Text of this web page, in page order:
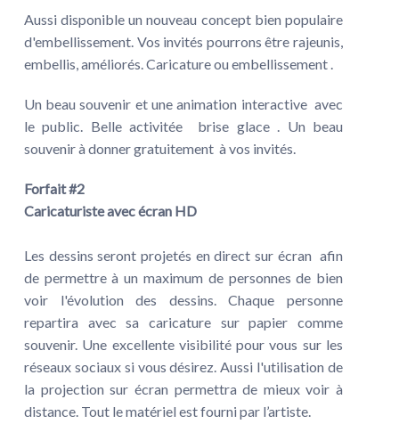
Aussi disponible un nouveau concept bien populaire
d'embellissement. Vos invités pourrons être rajeunis,
embellis, améliorés. Caricature ou embellissement .
Un beau souvenir et une animation interactive avec
le public. Belle activitée brise glace . Un beau
souvenir à donner gratuitement à vos invités.
Forfait #2
Caricaturiste avec écran HD
Les dessins seront projetés en direct sur écran afin
de permettre à un maximum de personnes de bien
voir l'évolution des dessins. Chaque personne
repartira avec sa caricature sur papier comme
souvenir. Une excellente visibilité pour vous sur les
réseaux sociaux si vous désirez. Aussi l'utilisation de
la projection sur écran permettra de mieux voir à
distance. Tout le matériel est fourni par l’artiste.